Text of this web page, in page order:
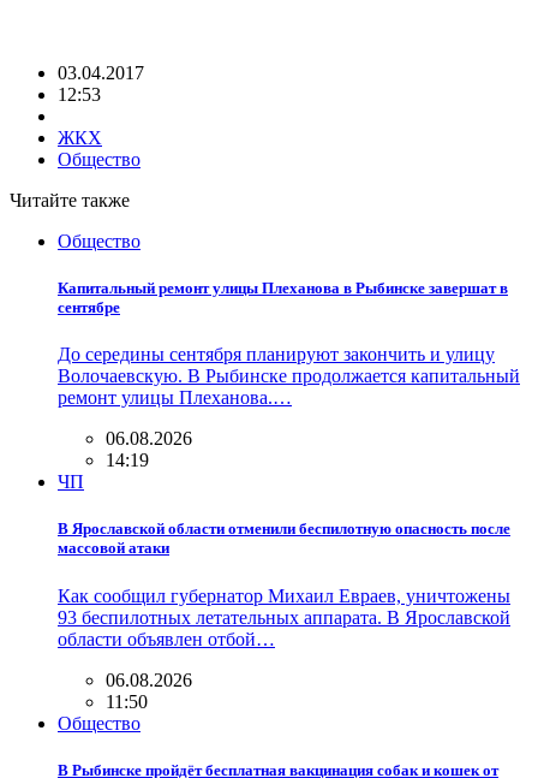
03.04.2017
12:53
ЖКХ
Общество
Читайте также
Общество
Капитальный ремонт улицы Плеханова в Рыбинске завершат в
сентябре
До середины сентября планируют закончить и улицу
Волочаевскую. В Рыбинске продолжается капитальный
ремонт улицы Плеханова.…
06.08.2026
14:19
ЧП
В Ярославской области отменили беспилотную опасность после
массовой атаки
Как сообщил губернатор Михаил Евраев, уничтожены
93 беспилотных летательных аппарата. В Ярославской
области объявлен отбой…
06.08.2026
11:50
Общество
В Рыбинске пройдёт бесплатная вакцинация собак и кошек от